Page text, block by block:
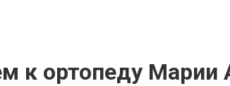
к ортопеду Марии